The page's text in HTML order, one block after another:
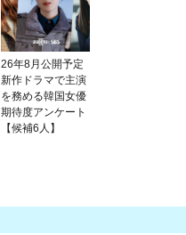
26年8月公開予定
新作ドラマで主演
を務める韓国女優
期待度アンケート
【候補6人】